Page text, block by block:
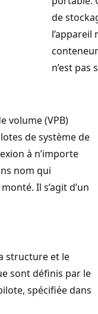
de
l’appareil
n’est pas
volume (VPB)
de système de
à n’importe
nom qui
Il s’agit d’un
structure et le
sont définis par le
spécifiée dans